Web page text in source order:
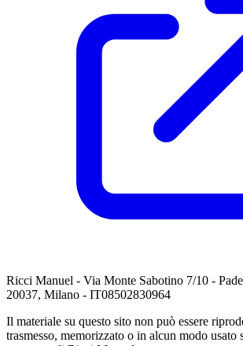
Ricci Manuel - Via Monte Sabotino 7/10 -
20037, Milano - IT08502830964
Il materiale su questo sito non può essere
trasmesso, memorizzato o in alcun modo usato